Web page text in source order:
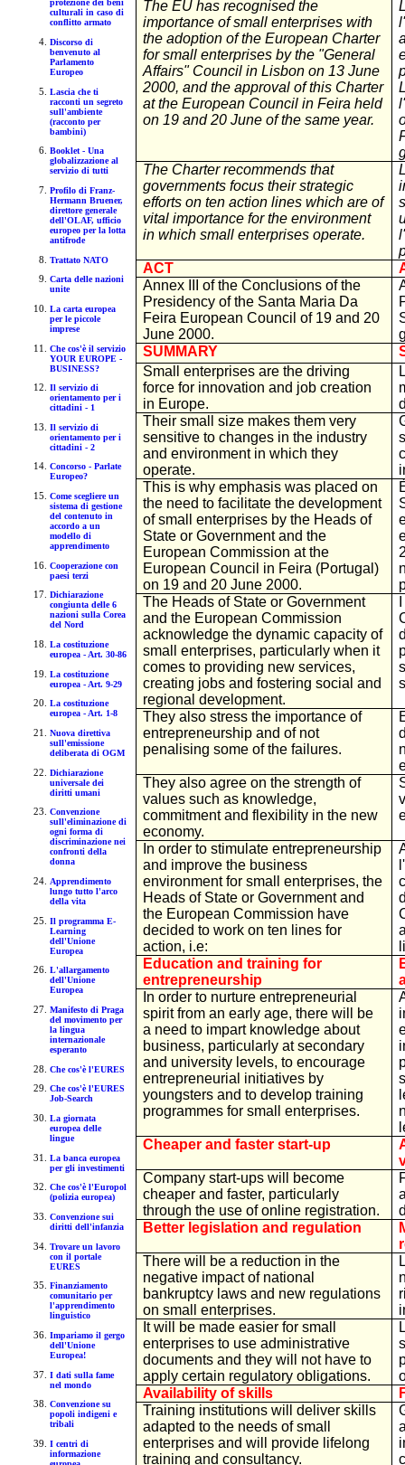
protezione dei beni
culturali in caso di
conflitto armato
Discorso di
benvenuto al
Parlamento
Europeo
Lascia che ti
racconti un segreto
sull'ambiente
(racconto per
bambini)
Booklet - Una
globalizzazione al
servizio di tutti
Profilo di Franz-
Hermann Bruener,
direttore generale
dell'OLAF, ufficio
europeo per la lotta
antifrode
Trattato NATO
Carta delle nazioni
unite
La carta europea
per le piccole
imprese
Che cos'è il servizio
YOUR EUROPE -
BUSINESS?
Il servizio di
orientamento per i
cittadini - 1
Il servizio di
orientamento per i
cittadini - 2
Concorso - Parlate
Europeo?
Come scegliere un
sistema di gestione
del contenuto in
accordo a un
modello di
apprendimento
Cooperazione con
paesi terzi
Dichiarazione
congiunta delle 6
nazioni sulla Corea
del Nord
La costituzione
europea - Art. 30-86
La costituzione
europea - Art. 9-29
La costituzione
europea - Art. 1-8
Nuova direttiva
sull'emissione
deliberata di OGM
Dichiarazione
universale dei
diritti umani
Convenzione
sull'eliminazione di
ogni forma di
discriminazione nei
confronti della
donna
Apprendimento
lungo tutto l'arco
della vita
Il programma E-
Learning
dell'Unione
Europea
L'allargamento
dell'Unione
Europea
Manifesto di Praga
del movimento per
la lingua
internazionale
esperanto
Che cos'è l'EURES
Che cos'è l'EURES
Job-Search
La giornata
europea delle
lingue
La banca europea
per gli investimenti
Che cos'è l'Europol
(polizia europea)
Convenzione sui
diritti dell'infanzia
Trovare un lavoro
con il portale
EURES
Finanziamento
comunitario per
l'apprendimento
linguistico
Impariamo il gergo
dell'Unione
Europea!
I dati sulla fame
nel mondo
Convenzione su
popoli indigeni e
tribali
I centri di
informazione
The EU has recognised the
importance of small enterprises with
the adoption of the European Charter
for small enterprises by the "General
Affairs" Council in Lisbon on 13 June
2000, and the approval of this Charter
at the European Council in Feira held
on 19 and 20 June of the same year.
The Charter recommends that
governments focus their strategic
efforts on ten action lines which are of
vital importance for the environment
in which small enterprises operate.
ACT
Annex III of the Conclusions of the
Presidency of the Santa Maria Da
Feira European Council of 19 and 20
June 2000.
SUMMARY
Small enterprises are the driving
force for innovation and job creation
in Europe.
Their small size makes them very
sensitive to changes in the industry
and environment in which they
operate.
This is why emphasis was placed on
the need to facilitate the development
of small enterprises by the Heads of
State or Government and the
European Commission at the
European Council in Feira (Portugal)
on 19 and 20 June 2000.
The Heads of State or Government
and the European Commission
acknowledge the dynamic capacity of
small enterprises, particularly when it
comes to providing new services,
creating jobs and fostering social and
regional development.
They also stress the importance of
entrepreneurship and of not
penalising some of the failures.
They also agree on the strength of
values such as knowledge,
commitment and flexibility in the new
economy.
In order to stimulate entrepreneurship
and improve the business
environment for small enterprises, the
Heads of State or Government and
the European Commission have
decided to work on ten lines for
action, i.e:
Education and training for
entrepreneurship
In order to nurture entrepreneurial
spirit from an early age, there will be
a need to impart knowledge about
business, particularly at secondary
and university levels, to encourage
entrepreneurial initiatives by
youngsters and to develop training
programmes for small enterprises.
Cheaper and faster start-up
Company start-ups will become
cheaper and faster, particularly
through the use of online registration.
Better legislation and regulation
There will be a reduction in the
negative impact of national
bankruptcy laws and new regulations
on small enterprises.
It will be made easier for small
enterprises to use administrative
documents and they will not have to
apply certain regulatory obligations.
Availability of skills
Training institutions will deliver skills
adapted to the needs of small
enterprises and will provide lifelong
training and consultancy.